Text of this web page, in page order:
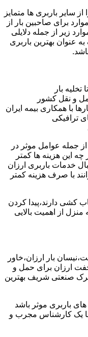
سایر باربری ها متمایز
برای صاحبین بار از
زیر از جمله دلایلی
عنوان بهترین باربری
بار
و نقل کشور
با همکاری بیمه ایران
ترافیکی
جمله عوامل موثر در
این هزینه ها کمتر
خدمات باربری ارزان
با صرف هزینه کمتر
کشی دارند،پیدا کردن
از اهمیت بالایی
بار ارزان،خاور
ارزان برای حمل و
صنعتی شریف بهترین
باربری موثر باشد
با یک کارشناس مجرب و